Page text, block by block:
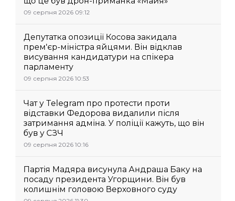
09 серпня 2026 09:12
Депутатка опозиції Косова закидала
прем'єр-міністра яйцями. Він відклав
висування кандидатури на спікера
парламенту
09 серпня 2026 10:53
Чат у Telegram про протести проти
відставки Федорова видалили після
затримання адміна. У поліції кажуть, що він
був у СЗЧ
09 серпня 2026 10:16
Партія Мадяра висунула Андраша Баку на
посаду президента Угорщини. Він був
колишнім головою Верховного суду